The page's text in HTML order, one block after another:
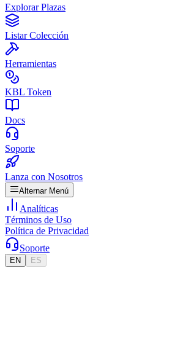
Explorar Plazas
Listar Colección
Herramientas
KBL Token
Docs
Soporte
Lanza con Nosotros
Alternar Menú
Analíticas
Términos de Uso
Política de Privacidad
Soporte
EN ES